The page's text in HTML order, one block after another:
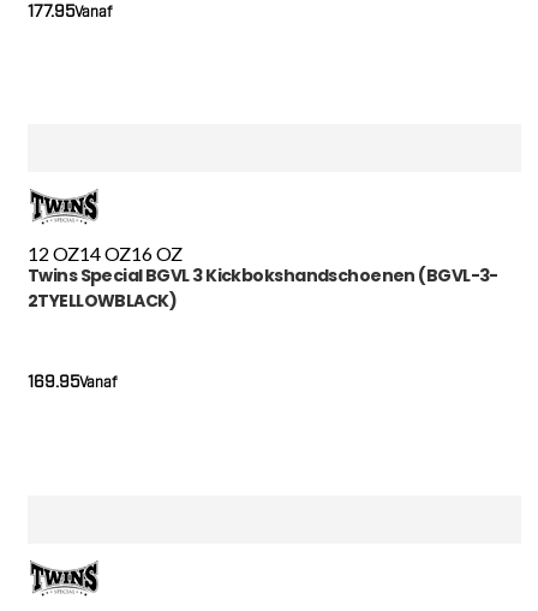
Vanaf
177.95
12 OZ14 OZ16 OZ
Twins Special BGVL 3 Kickbokshandschoenen (BGVL-3-
2TYELLOWBLACK)
Vanaf
169.95